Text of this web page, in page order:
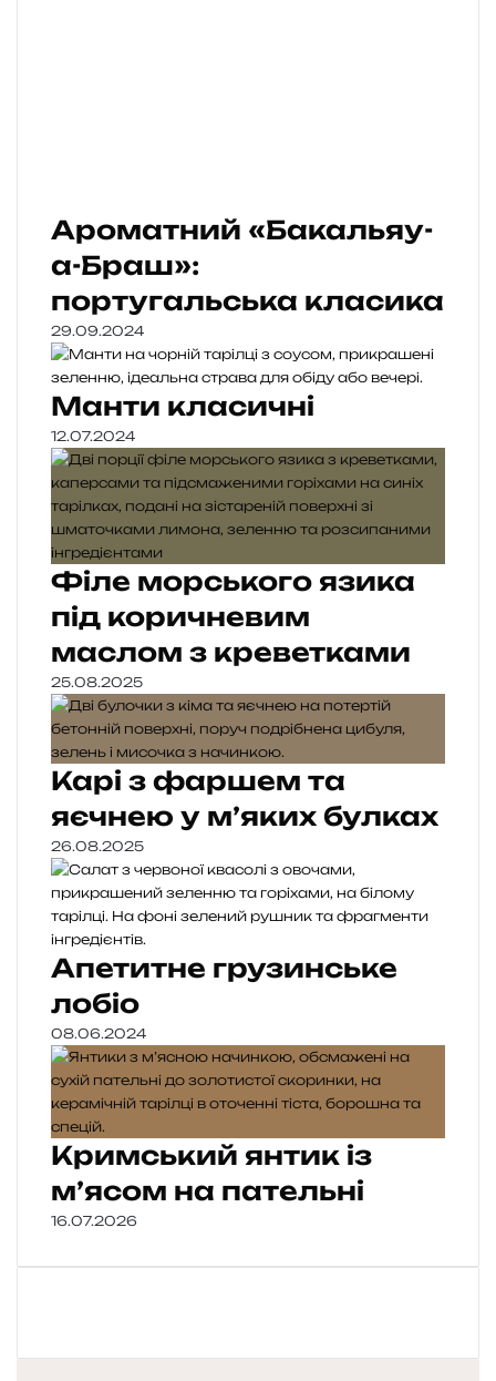
Ароматний «Бакальяу-
а-Браш»:
португальська класика
29.09.2024
Манти класичні
12.07.2024
Філе морського язика
під коричневим
маслом з креветками
25.08.2025
Карі з фаршем та
яєчнею у м’яких булках
26.08.2025
Апетитне грузинське
лобіо
08.06.2024
Кримський янтик із
м’ясом на пательні
16.07.2026